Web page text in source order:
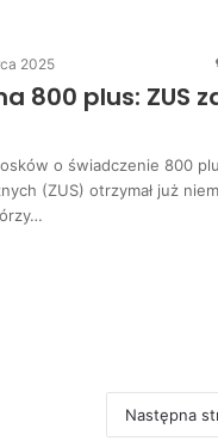
2025
800 plus: ZUS
o świadczenie 800
(ZUS) otrzymał już
Następna